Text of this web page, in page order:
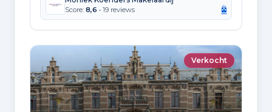
Score: 8,6 • 19 reviews
Verkocht